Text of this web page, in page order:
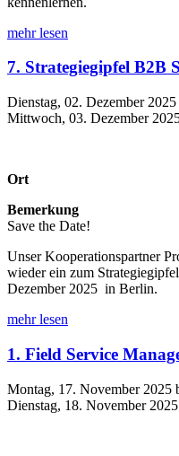
mehr lesen
7. Strategiegipfel B2B
Dienstag, 02. Dezember 2025
Mittwoch, 03. Dezember
Ort
Bemerkung
Save the Date!
Unser Kooperationspartner
wieder ein zum
Dezember 2025 in Berlin.
mehr lesen
1. Field Service
Montag, 17. November 2025
Dienstag, 18. November 2025